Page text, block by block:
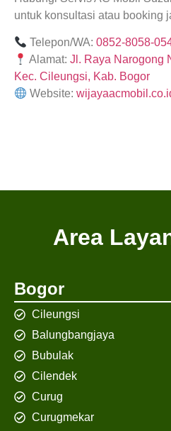
untuk konsultasi atau booking
Telepon/WA:0852-8058-
Alamat:Jl. Raya Narogong
Kec. Cileungsi, Kab. Bogor
Website:
Area
Bogor
Cileungsi
Balungbangjaya
Bubulak
Cilendek
Curug
Curugmekar